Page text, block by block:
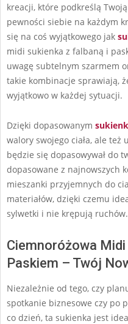
kreacji, które podkreślą
pewności siebie na każdym
się na coś wyjątkowego jak
midi sukienka z falbaną i
uwagę subtelnym szarmem
takie kombinacje sprawiają,
wyjątkowo w każdej sytuacji.
Dzięki dopasowanym
walory swojego ciała, ale też
będzie się dopasowywał do
dopasowane z najnowszych
mieszanki przyjemnych do
materiałów, dzięki czemu
sylwetki i nie krępują ruchów.
Ciemnoróżowa
Paskiem – Twój
Niezależnie od tego, czy
spotkanie biznesowe czy po
co dzień, ta sukienka jest